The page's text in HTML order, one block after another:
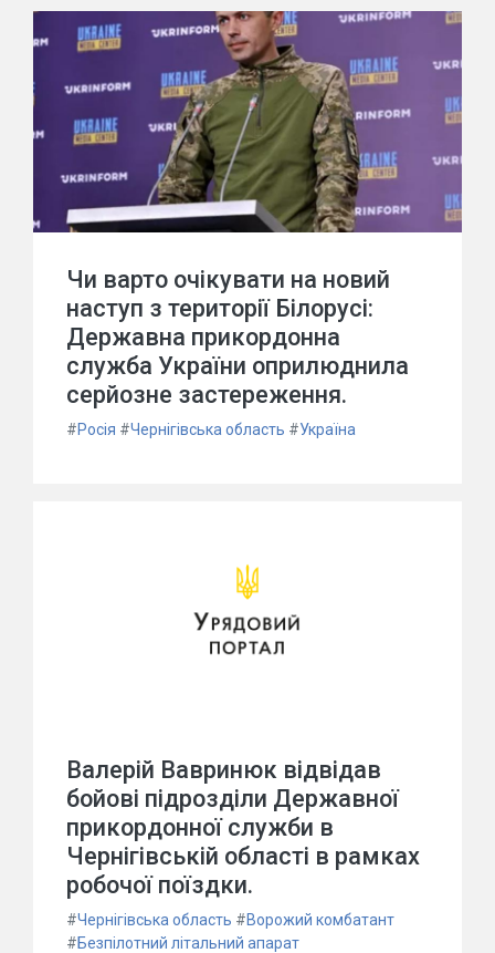
Чи варто очікувати на новий
наступ з території Білорусі:
Державна прикордонна
служба України оприлюднила
серйозне застереження.
#Росія #Чернігівська область #Україна
Валерій Вавринюк відвідав
бойові підрозділи Державної
прикордонної служби в
Чернігівській області в рамках
робочої поїздки.
#Чернігівська область #Ворожий комбатант
#Безпілотний літальний апарат